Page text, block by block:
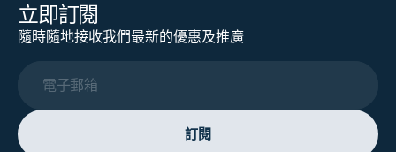
立即訂閱
隨時隨地接收我們最新的優惠及推廣
電子郵箱
訂閱